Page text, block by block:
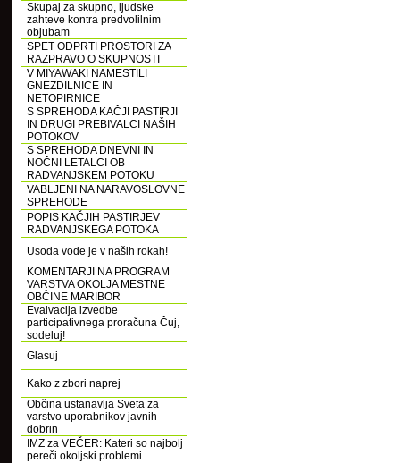
Skupaj za skupno, ljudske
zahteve kontra predvolilnim
objubam
SPET ODPRTI PROSTORI ZA
RAZPRAVO O SKUPNOSTI
V MIYAWAKI NAMESTILI
GNEZDILNICE IN
NETOPIRNICE
S SPREHODA KAČJI PASTIRJI
IN DRUGI PREBIVALCI NAŠIH
POTOKOV
S SPREHODA DNEVNI IN
NOČNI LETALCI OB
RADVANJSKEM POTOKU
VABLJENI NA NARAVOSLOVNE
SPREHODE
POPIS KAČJIH PASTIRJEV
RADVANJSKEGA POTOKA
Usoda vode je v naših rokah!
KOMENTARJI NA PROGRAM
VARSTVA OKOLJA MESTNE
OBČINE MARIBOR
Evalvacija izvedbe
participativnega proračuna Čuj,
sodeluj!
Glasuj
Kako z zbori naprej
Občina ustanavlja Sveta za
varstvo uporabnikov javnih
dobrin
IMZ za VEČER: Kateri so najbolj
pereči okoljski problemi